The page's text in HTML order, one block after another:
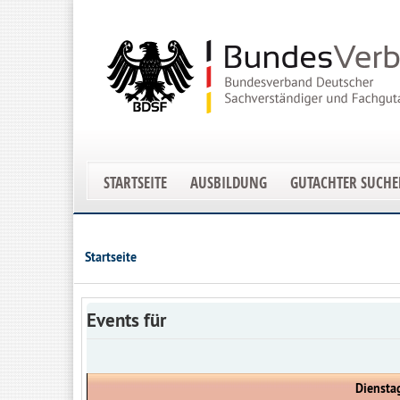
STARTSEITE AUSBILDUNG GUTACHTER
Startseite
Events für